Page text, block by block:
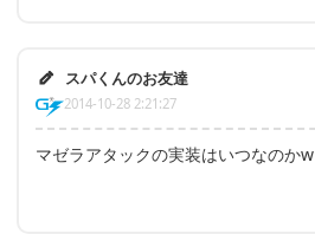
スパくんのお友達
2014-10-28 2:21:27
マゼラアタックの実装はいつなのかw